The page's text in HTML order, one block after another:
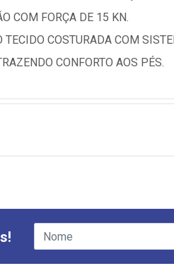
COM FORÇA DE 15 KN.
COSTURADA COM
CONFORTO AOS PÉS.